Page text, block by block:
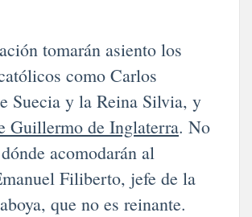
tomarán asiento los
como Carlos
Suecia y la Reina Silvia, y
Guillermo de Inglaterra. No
acomodarán al
Filiberto, jefe de la
que no es reinante.